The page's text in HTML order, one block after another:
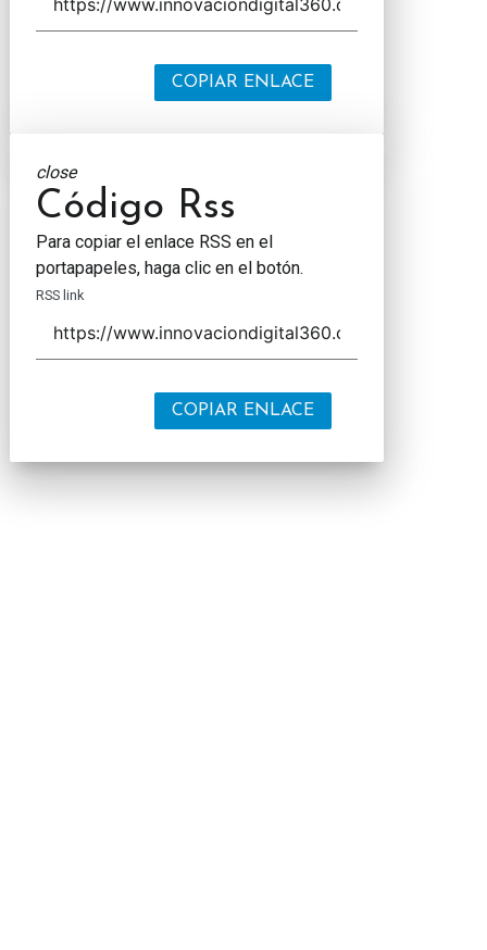
COPIAR ENLACE
close
Código Rss
Para copiar el enlace RSS en el
portapapeles, haga clic en el botón.
RSS link
COPIAR ENLACE